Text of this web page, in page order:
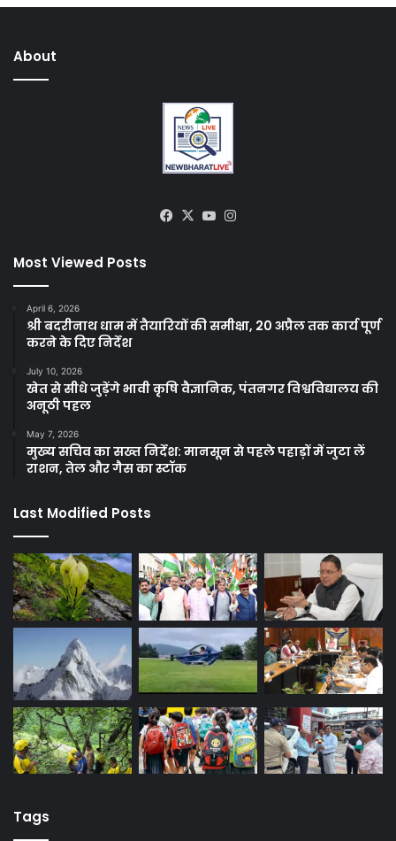
About
Facebook
X YouTube
Most Viewed Posts
April 6, 2026
श्री बदरीनाथ धाम में तैयारियों की समीक्षा, 20 अप्रैल तक कार्य पूर्ण
करने के दिए निर्देश
July 10, 2026
खेत से सीधे जुड़ेंगे भावी कृषि वैज्ञानिक, पंतनगर विश्वविद्यालय की
अनूठी पहल
May 7, 2026
मुख्य सचिव का सख्त निर्देश: मानसून से पहले पहाड़ों में जुटा लें
राशन, तेल और गैस का स्टॉक
Last Modified Posts
Tags